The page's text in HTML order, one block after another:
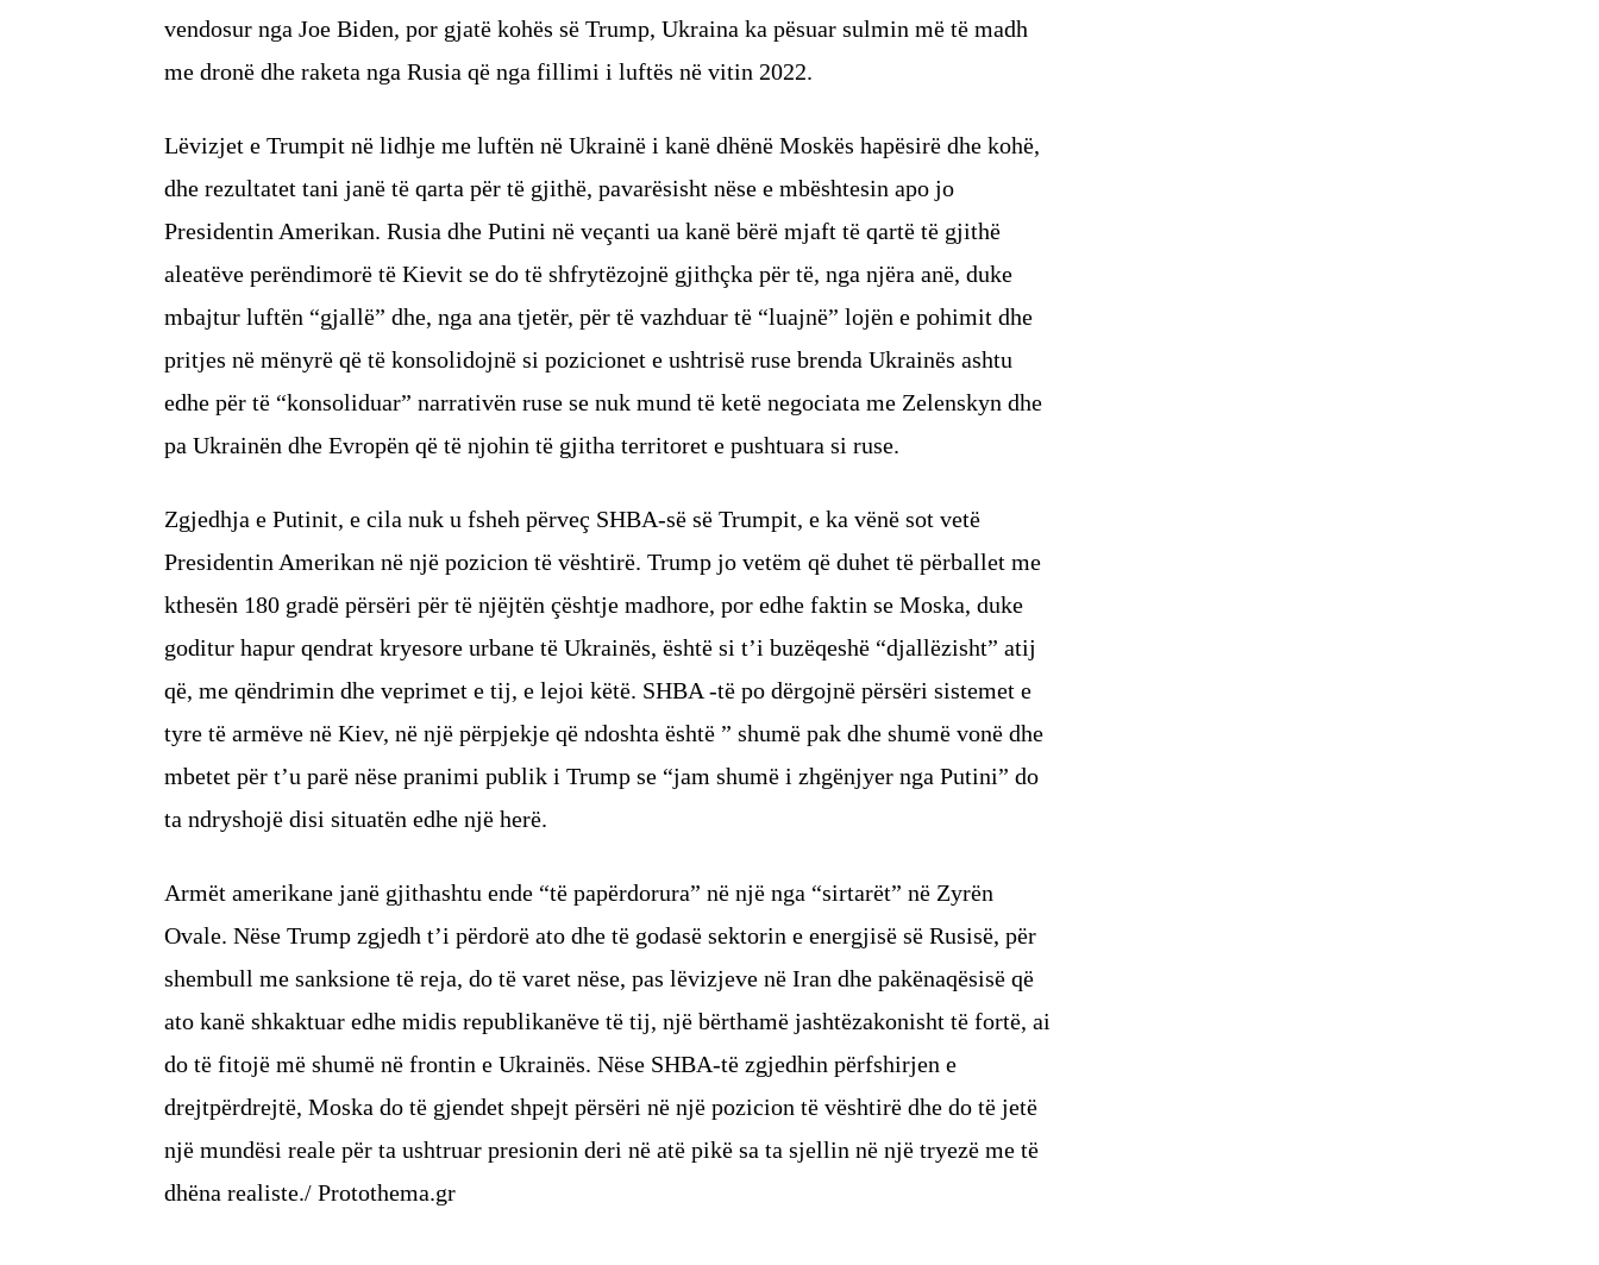
vendosur nga Joe Biden, por gjatë kohës së Trump, Ukraina ka pësuar sulmin më të madh
me dronë dhe raketa nga Rusia që nga fillimi i luftës në vitin 2022.
Lëvizjet e Trumpit në lidhje me luftën në Ukrainë i kanë dhënë Moskës hapësirë ​​dhe kohë,
dhe rezultatet tani janë të qarta për të gjithë, pavarësisht nëse e mbështesin apo jo
Presidentin Amerikan. Rusia dhe Putini në veçanti ua kanë bërë mjaft të qartë të gjithë
aleatëve perëndimorë të Kievit se do të shfrytëzojnë gjithçka për të, nga njëra anë, duke
mbajtur luftën “gjallë” dhe, nga ana tjetër, për të vazhduar të “luajnë” lojën e pohimit dhe
pritjes në mënyrë që të konsolidojnë si pozicionet e ushtrisë ruse brenda Ukrainës ashtu
edhe për të “konsoliduar” narrativën ruse se nuk mund të ketë negociata me Zelenskyn dhe
pa Ukrainën dhe Evropën që të njohin të gjitha territoret e pushtuara si ruse.
Zgjedhja e Putinit, e cila nuk u fsheh përveç SHBA-së së Trumpit, e ka vënë sot vetë
Presidentin Amerikan në një pozicion të vështirë. Trump jo vetëm që duhet të përballet me
kthesën 180 gradë përsëri për të njëjtën çështje madhore, por edhe faktin se Moska, duke
goditur hapur qendrat kryesore urbane të Ukrainës, është si t’i buzëqeshë “djallëzisht” atij
që, me qëndrimin dhe veprimet e tij, e lejoi këtë. SHBA -të po dërgojnë përsëri sistemet e
tyre të armëve në Kiev, në një përpjekje që ndoshta është ” shumë pak dhe shumë vonë dhe
mbetet për t’u parë nëse pranimi publik i Trump se “jam shumë i zhgënjyer nga Putini” do
ta ndryshojë disi situatën edhe një herë.
Armët amerikane janë gjithashtu ende “të papërdorura” në një nga “sirtarët” në Zyrën
Ovale. Nëse Trump zgjedh t’i përdorë ato dhe të godasë sektorin e energjisë së Rusisë, për
shembull me sanksione të reja, do të varet nëse, pas lëvizjeve në Iran dhe pakënaqësisë që
ato kanë shkaktuar edhe midis republikanëve të tij, një bërthamë jashtëzakonisht të fortë, ai
do të fitojë më shumë në frontin e Ukrainës. Nëse SHBA-të zgjedhin përfshirjen e
drejtpërdrejtë, Moska do të gjendet shpejt përsëri në një pozicion të vështirë dhe do të jetë
një mundësi reale për ta ushtruar presionin deri në atë pikë sa ta sjellin në një tryezë me të
dhëna realiste./ Protothema.gr